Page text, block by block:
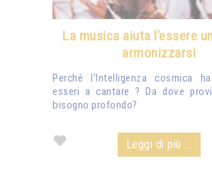
La musica aiuta l’essere
armonizzarsi
Perché l’Intelligenza cosmica
esseri a cantare ? Da dove
bisogno profondo?
Leggi di più ...